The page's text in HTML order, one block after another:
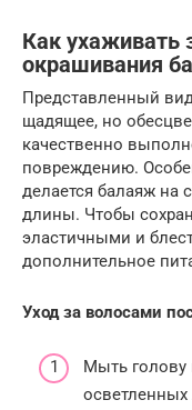
Как ухаживать
окрашивания
Представленный
щадящее, но
качественно
повреждению.
делается балаяж на
длины. Чтобы
эластичными и
дополнительное
Уход за волосами
Мыть
осветленных